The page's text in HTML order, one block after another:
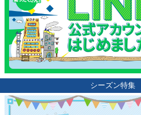
シーズン特集